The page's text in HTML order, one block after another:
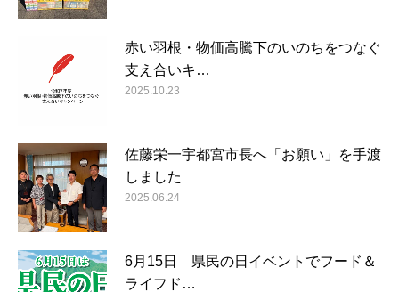
赤い羽根・物価高騰下のいのちをつなぐ
支え合いキ…
2025.10.23
佐藤栄一宇都宮市長へ「お願い」を手渡
しました
2025.06.24
6月15日 県民の日イベントでフード＆
ライフド…